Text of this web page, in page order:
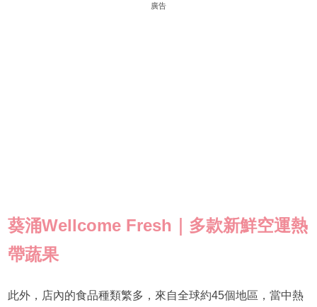
廣告
葵涌Wellcome Fresh｜多款新鮮空運熱
帶蔬果
此外，店內的食品種類繁多，來自全球約45個地區，當中熱